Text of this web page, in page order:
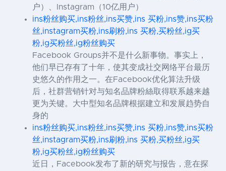
户）、Instagram（10亿用户）
ins粉丝购买,ins粉丝,ins买赞,ins 买粉,ins赞,ins买粉
丝,instagram买粉,ins刷粉,ins 买粉,买粉丝,ig买
粉,ig买粉丝,ig粉丝购买
Facebook Groups并不是什么新事物。事实上，
他们早已存有了十年，使其变成社交网络平台最历
史悠久的作用之一。在Facebook优化算法升级
后，社群营销针对与知名品牌粉絲取得联系越来越
更为关键。大中型知名品牌根据建立和发展趋势自
身的
ins粉丝购买,ins粉丝,ins买赞,ins 买粉,ins赞,ins买粉
丝,instagram买粉,ins刷粉,ins 买粉,买粉丝,ig买
粉,ig买粉丝,ig粉丝购买
近日，Facebook发布了新的研究与报告，意在探